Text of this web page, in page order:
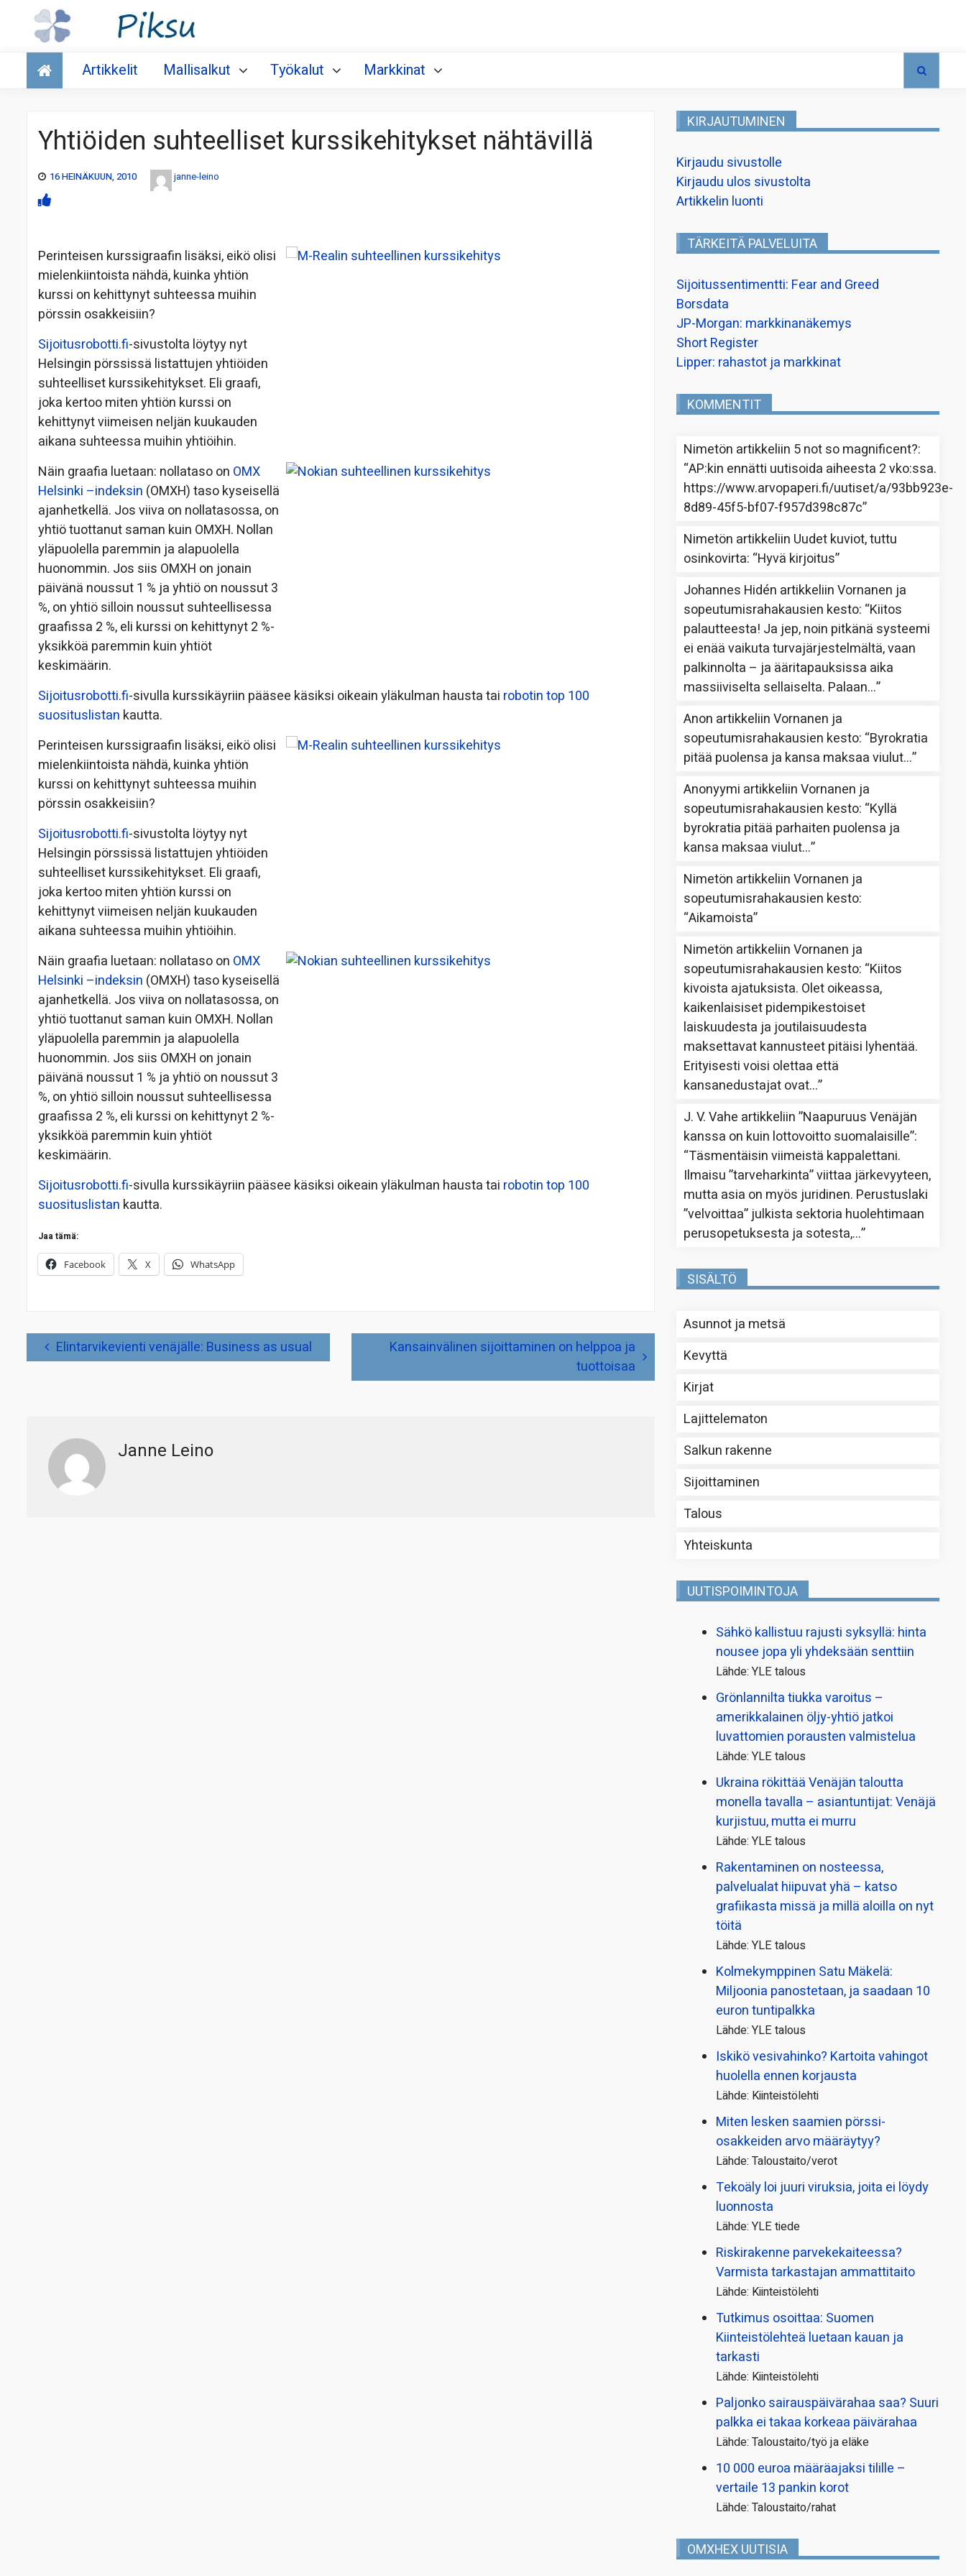
Talous
Artikkelit Mallisalkut Työkalut Markkinat
Yhtiöiden suhteelliset kurssikehitykset nähtävillä
16 HEINÄKUUN, 2010 janne-leino
Perinteisen kurssigraafin lisäksi, eikö olisi
mielenkiintoista nähdä, kuinka yhtiön
kurssi on kehittynyt suhteessa muihin
pörssin osakkeisiin?
Sijoitusrobotti.fi-sivustolta löytyy nyt
Helsingin pörssissä listattujen yhtiöiden
suhteelliset kurssikehitykset. Eli graafi,
joka kertoo miten yhtiön kurssi on
kehittynyt viimeisen neljän kuukauden
aikana suhteessa muihin yhtiöihin.
Näin graafia luetaan: nollataso on OMX
Helsinki –indeksin (OMXH) taso kyseisellä
ajanhetkellä. Jos viiva on nollatasossa, on
yhtiö tuottanut saman kuin OMXH. Nollan
yläpuolella paremmin ja alapuolella
huonommin. Jos siis OMXH on jonain
päivänä noussut 1 % ja yhtiö on noussut 3
%, on yhtiö silloin noussut suhteellisessa
graafissa 2 %, eli kurssi on kehittynyt 2 %-
yksikköä paremmin kuin yhtiöt
keskimäärin.
Sijoitusrobotti.fi-sivulla kurssikäyriin pääsee käsiksi oikeain yläkulman hausta tai robotin top 100
suosituslistan kautta.
Perinteisen kurssigraafin lisäksi, eikö olisi
mielenkiintoista nähdä, kuinka yhtiön
kurssi on kehittynyt suhteessa muihin
pörssin osakkeisiin?
Sijoitusrobotti.fi-sivustolta löytyy nyt
Helsingin pörssissä listattujen yhtiöiden
suhteelliset kurssikehitykset. Eli graafi,
joka kertoo miten yhtiön kurssi on
kehittynyt viimeisen neljän kuukauden
aikana suhteessa muihin yhtiöihin.
Näin graafia luetaan: nollataso on OMX
Helsinki –indeksin (OMXH) taso kyseisellä
ajanhetkellä. Jos viiva on nollatasossa, on
yhtiö tuottanut saman kuin OMXH. Nollan
yläpuolella paremmin ja alapuolella
huonommin. Jos siis OMXH on jonain
päivänä noussut 1 % ja yhtiö on noussut 3
%, on yhtiö silloin noussut suhteellisessa
graafissa 2 %, eli kurssi on kehittynyt 2 %-
yksikköä paremmin kuin yhtiöt
keskimäärin.
Sijoitusrobotti.fi-sivulla kurssikäyriin pääsee käsiksi oikeain yläkulman hausta tai robotin top 100
suosituslistan kautta.
Jaa tämä:
Facebook X WhatsApp
ArtikkelienElintarvikevienti venäjälle: Business as usual
Kansainvälinen sijoittaminen on helppoa ja
tuottoisaa
Janne Leino
KIRJAUTUMINEN
Kirjaudu sivustolle
Kirjaudu ulos sivustolta
Artikkelin luonti
TÄRKEITÄ PALVELUITA
Sijoitussentimentti: Fear and Greed
Borsdata
JP-Morgan: markkinanäkemys
Short Register
Lipper: rahastot ja markkinat
KOMMENTIT
Nimetön artikkeliin 5 not so magnificent?:
“AP:kin ennätti uutisoida aiheesta 2 vko:ssa.
https://www.arvopaperi.fi/uutiset/a/93bb923e-
8d89-45f5-bf07-f957d398c87c”
Nimetön artikkeliin Uudet kuviot, tuttu
osinkovirta: “Hyvä kirjoitus”
Johannes Hidén artikkeliinVornanen ja
sopeutumisrahakausien kesto: “Kiitos
palautteesta! Ja jep, noin pitkänä systeemi
ei enää vaikuta turvajärjestelmältä, vaan
palkinnolta – ja ääritapauksissa aika
massiiviselta sellaiselta. Palaan…”
Anon artikkeliinVornanen ja
sopeutumisrahakausien kesto: “Byrokratia
pitää puolensa ja kansa maksaa viulut…”
Anonyymi artikkeliinVornanen ja
sopeutumisrahakausien kesto: “Kyllä
byrokratia pitää parhaiten puolensa ja
kansa maksaa viulut…”
Nimetön artikkeliinVornanen ja
sopeutumisrahakausien kesto:
“Aikamoista”
Nimetön artikkeliinVornanen ja
sopeutumisrahakausien kesto: “Kiitos
kivoista ajatuksista. Olet oikeassa,
kaikenlaisiset pidempikestoiset
laiskuudesta ja joutilaisuudesta
maksettavat kannusteet pitäisi lyhentää.
Erityisesti voisi olettaa että
kansanedustajat ovat…”
J. V. Vahe artikkeliin”Naapuruus Venäjän
kanssa on kuin lottovoitto suomalaisille”:
“Täsmentäisin viimeistä kappalettani.
Ilmaisu ”tarveharkinta” viittaa järkevyyteen,
mutta asia on myös juridinen. Perustuslaki
”velvoittaa” julkista sektoria huolehtimaan
perusopetuksesta ja sotesta,…”
SISÄLTÖ
Asunnot ja metsä
Kevyttä
Kirjat
Lajittelematon
Salkun rakenne
Sijoittaminen
Talous
Yhteiskunta
UUTISPOIMINTOJA
Sähkö kallistuu rajusti syksyllä: hinta
nousee jopa yli yhdeksään senttiin
Lähde: YLE talous
Grönlannilta tiukka varoitus –
amerikkalainen öljy-yhtiö jatkoi
luvattomien porausten valmistelua
Lähde: YLE talous
Ukraina rökittää Venäjän taloutta
monella tavalla – asiantuntijat: Venäjä
kurjistuu, mutta ei murru
Lähde: YLE talous
Rakentaminen on nosteessa,
palvelualat hiipuvat yhä – katso
grafiikasta missä ja millä aloilla on nyt
töitä
Lähde: YLE talous
Kolmekymppinen Satu Mäkelä:
Miljoonia panostetaan, ja saadaan 10
euron tuntipalkka
Lähde: YLE talous
Iskikö vesivahinko? Kartoita vahingot
huolella ennen korjausta
Lähde: Kiinteistölehti
Miten lesken saamien pörssi­
osakkeiden arvo määräytyy?
Lähde: Taloustaito/verot
Tekoäly loi juuri viruksia, joita ei löydy
luonnosta
Lähde: YLE tiede
Riskirakenne parvekekaiteessa?
Varmista tarkastajan ammattitaito
Lähde: Kiinteistölehti
Tutkimus osoittaa: Suomen
Kiinteistölehteä luetaan kauan ja
tarkasti
Lähde: Kiinteistölehti
Paljonko sairauspäivä­rahaa saa? Suuri
palkka ei takaa korkeaa päivärahaa
Lähde: Taloustaito/työ ja eläke
10 000 euroa määräajaksi tilille –
vertaile 13 pankin korot
Lähde: Taloustaito/rahat
OMXHEX UUTISIA